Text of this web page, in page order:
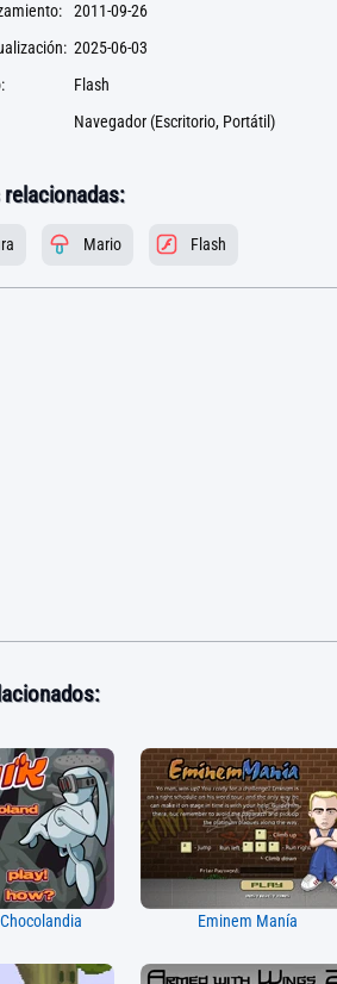
2011-09-26
2025-06-03
Flash
Navegador (Escritorio, Portátil)
Mario Flash
Eminem Manía